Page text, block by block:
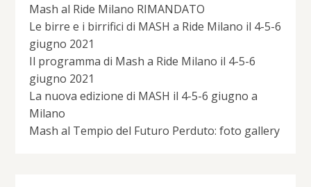
Mash al Ride Milano RIMANDATO
Le birre e i birrifici di MASH a Ride Milano il 4-5-6
giugno 2021
Il programma di Mash a Ride Milano il 4-5-6
giugno 2021
La nuova edizione di MASH il 4-5-6 giugno a
Milano
Mash al Tempio del Futuro Perduto: foto gallery